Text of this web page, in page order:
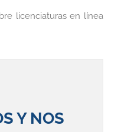
licenciaturas en línea
Y NOS